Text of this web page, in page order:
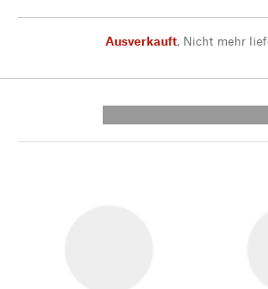
Ausverkauft, Nicht mehr